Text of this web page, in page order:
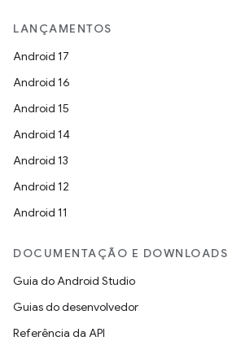
LANÇAMENTOS
Android 17
Android 16
Android 15
Android 14
Android 13
Android 12
Android 11
DOCUMENTAÇÃO E DOWNLOADS
Guia do Android Studio
Guias do desenvolvedor
Referência da API